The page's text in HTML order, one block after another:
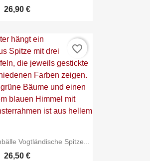
26,90 €
Vogtländische Spitze...
26,50 €
favorite_border